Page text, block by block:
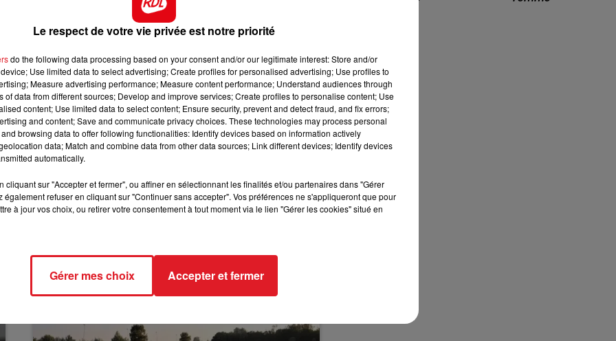
10h00 - 12h00
RDL WEEKEND
il n'en a pas moins gagné sur cette piste l'été dernier.
entre eux.
pas sa valeur de l'an dernier, c'est la moins
finir dans les 5.
Anouma Freedom, il fait toute ses courses avec
sur ce qu'il vient de démontrer cette année. Par c -
grand prix de Pau, ce cheval venu d'Angleterre l'été
de créer une belle surprise sur ses meilleures sorties.
des pistes
Le respect de votre vie privée est notre priorité
do the following data processing based on your consent and/or our legitimate interest: Store and/or
Use limited data to select advertising; Create profiles for personalised advertising; Use profiles to
Measure advertising performance; Measure content performance; Understand audiences through
of data from different sources; Develop and improve services; Create profiles to personalise content; Use
content; Use limited data to select content; Ensure security, prevent and detect fraud, and fix errors;
and content; Save and communicate privacy choices. These technologies may process personal
browsing data to offer following functionalities: Identify devices based on information actively
data; Match and combine data from other data sources; Link different devices; Identify devices
automatically.
cliquant sur "Accepter et fermer", ou affiner en sélectionnant les finalités et/ou partenaires dans "Gérer
également refuser en cliquant sur "Continuer sans accepter". Vos préférences ne s'appliqueront que pour
à jour vos choix, ou retirer votre consentement à tout moment via le lien "Gérer les cookies" situé en
Gérer mes choix Accepter et fermer